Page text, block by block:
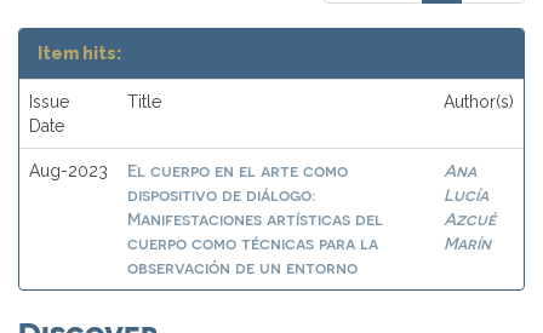
Item hits:
Issue
Date
Title Author(s)
Aug-2023
El cuerpo en el arte como
dispositivo de diálogo:
Manifestaciones artísticas del
cuerpo como técnicas para la
observación de un entorno
Ana
Lucía
Azcué
Marín